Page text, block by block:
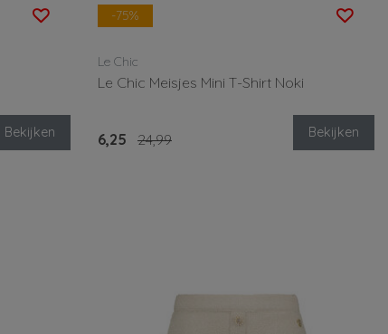
Bekijken
-75%
Le Chic
Le Chic Meisjes Mini T-Shirt Noki
6,25 24,99 Bekijken